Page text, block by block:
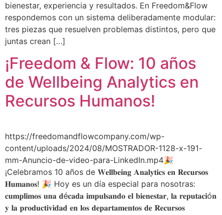
bienestar, experiencia y resultados. En Freedom&Flow
respondemos con un sistema deliberadamente modular:
tres piezas que resuelven problemas distintos, pero que
juntas crean […]
¡Freedom & Flow: 10 años
de Wellbeing Analytics en
Recursos Humanos!
https://freedomandflowcompany.com/wp-
content/uploads/2024/08/MOSTRADOR-1128-x-191-
mm-Anuncio-de-video-para-LinkedIn.mp4🎉
¡Celebramos 10 años de 𝐖𝐞𝐥𝐥𝐛𝐞𝐢𝐧𝐠 𝐀𝐧𝐚𝐥𝐲𝐭𝐢𝐜𝐬 𝐞𝐧 𝐑𝐞𝐜𝐮𝐫𝐬𝐨𝐬
𝐇𝐮𝐦𝐚𝐧𝐨𝐬! 🎉 Hoy es un día especial para nosotras:
𝐜𝐮𝐦𝐩𝐥𝐢𝐦𝐨𝐬 𝐮𝐧𝐚 𝐝é𝐜𝐚𝐝𝐚 𝐢𝐦𝐩𝐮𝐥𝐬𝐚𝐧𝐝𝐨 𝐞𝐥 𝐛𝐢𝐞𝐧𝐞𝐬𝐭𝐚𝐫, 𝐥𝐚 𝐫𝐞𝐩𝐮𝐭𝐚𝐜𝐢ó𝐧
𝐲 𝐥𝐚 𝐩𝐫𝐨𝐝𝐮𝐜𝐭𝐢𝐯𝐢𝐝𝐚𝐝 𝐞𝐧 𝐥𝐨𝐬 𝐝𝐞𝐩𝐚𝐫𝐭𝐚𝐦𝐞𝐧𝐭𝐨𝐬 𝐝𝐞 𝐑𝐞𝐜𝐮𝐫𝐬𝐨𝐬